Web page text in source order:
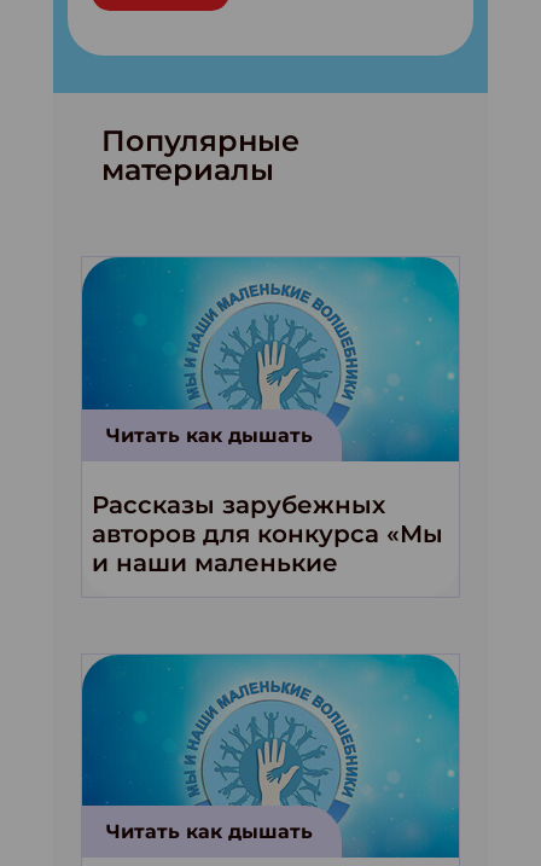
Популярные
материалы
Читать как дышать
Рассказы зарубежных
авторов для конкурса «Мы
и наши маленькие
волшебники!»
Читать как дышать